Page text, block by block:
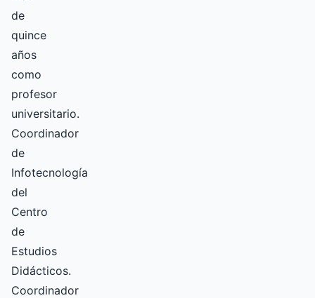
de
quince
años
como
profesor
universitario.
Coordinador
de
Infotecnología
del
Centro
de
Estudios
Didácticos.
Coordinador